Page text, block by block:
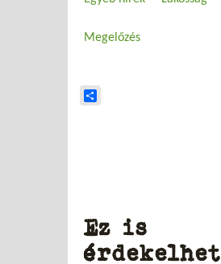
Megelőzés
Ez is
érdekelhet